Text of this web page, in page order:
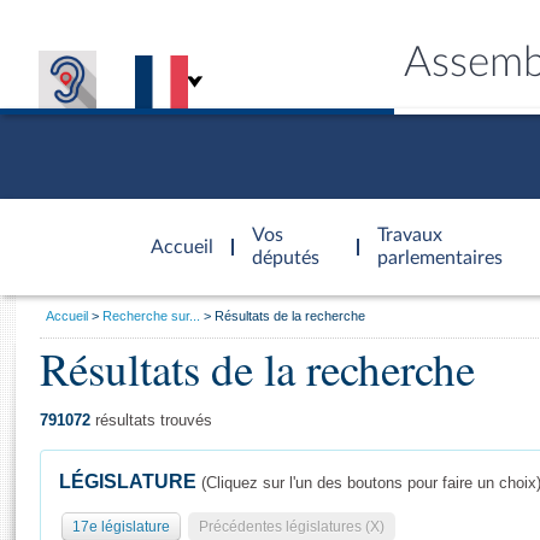
Accueil
d'accueil
Vos
députés
Travaux
parlementaires
Général
Vous
Accueil Recherche sur... Résultats de la recherche
Résultats de la recherche
791072 résultats trouvés
LÉGISLATURE (Cliquez sur l'un des boutons pour faire un choix)
17e législature Précédentes législatures (X)